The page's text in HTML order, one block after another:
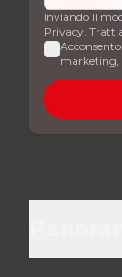
Inviando il
Privacy.
marketing,